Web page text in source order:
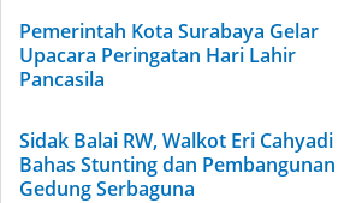
Pemerintah Kota Surabaya Gelar
Upacara Peringatan Hari Lahir
Pancasila
Sidak Balai RW, Walkot Eri Cahyadi
Bahas Stunting dan Pembangunan
Gedung Serbaguna